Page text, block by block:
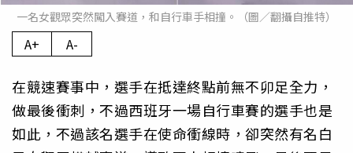
一名女觀眾突然闖入賽道，和自行車手相撞。（圖／翻攝自推特）
A+ A-
在競速賽事中，選手在抵達終點前無不卯足全力，
做最後衝刺，不過西班牙一場自行車賽的選手也是
如此，不過該名選手在使命衝線時，卻突然有名白